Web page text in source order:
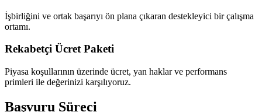
İşbirliğini ve ortak başarıyı ön plana çıkaran destekleyici bir çalışma
ortamı.
Rekabetçi Ücret Paketi
Piyasa koşullarının üzerinde ücret, yan haklar ve performans
primleri ile değerinizi karşılıyoruz.
Başvuru Süreci